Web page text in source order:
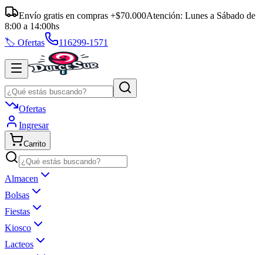
Envío gratis en compras +$70.000Atención: Lunes a Sábado de
8:00 a 14:00hs
🏷️ Ofertas
116299-1571
Ofertas
Ingresar
Carrito
Almacen
Bolsas
Fiestas
Kiosco
Lacteos